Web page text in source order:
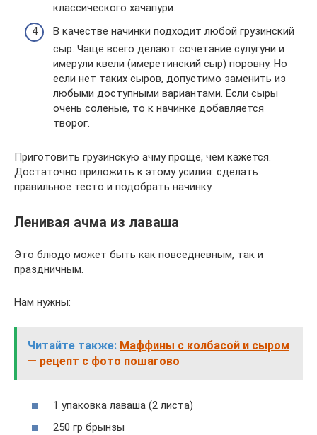
классического хачапури.
В качестве начинки подходит любой грузинский
сыр. Чаще всего делают сочетание сулугуни и
имерули квели (имеретинский сыр) поровну. Но
если нет таких сыров, допустимо заменить из
любыми доступными вариантами. Если сыры
очень соленые, то к начинке добавляется
творог.
Приготовить грузинскую ачму проще, чем кажется.
Достаточно приложить к этому усилия: сделать
правильное тесто и подобрать начинку.
Ленивая ачма из лаваша
Это блюдо может быть как повседневным, так и
праздничным.
Нам нужны:
Читайте также: Маффины с колбасой и сыром
— рецепт с фото пошагово
1 упаковка лаваша (2 листа)
250 гр брынзы